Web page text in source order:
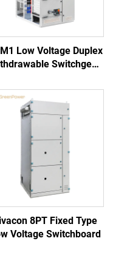
Low Voltage Duplex
Switchgear
8PT Fixed Type
Voltage Switchboard